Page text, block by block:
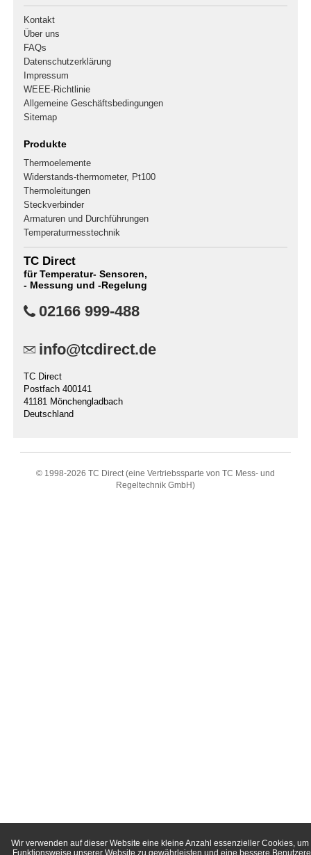
Kontakt
Über uns
FAQs
Datenschutzerklärung
Impressum
WEEE-Richtlinie
Allgemeine Geschäftsbedingungen
Sitemap
Produkte
Thermoelemente
Widerstands-thermometer, Pt100
Thermoleitungen
Steckverbinder
Armaturen und Durchführungen
Temperaturmesstechnik
TC Direct
für Temperatur- Sensoren,
- Messung und -Regelung
02166 999-488
info@tcdirect.de
TC Direct
Postfach 400141
41181 Mönchengladbach
Deutschland
© 1998-2026 TC Direct (eine Vertriebssparte von TC Mess- und
Regeltechnik GmbH)
Wir verwenden auf dieser Website eine kleine Anzahl essenzieller Cookies, um
Funktionsweise unserer Website zu gewährleisten und eine bessere